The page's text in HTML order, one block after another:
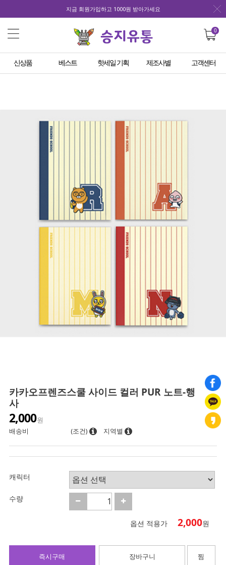
지금 회원가입하고 1000원 받아가세요
0
신상품 베스트 핫세일 기획 제조사별 고객센터
카카오프렌즈스쿨 사이드 컬러 PUR 노트-행
사
2,000원
배송비
(조건) 지역별
캐릭터
수량
옵션 적용가 2,000원
즉시구매 장바구니 찜